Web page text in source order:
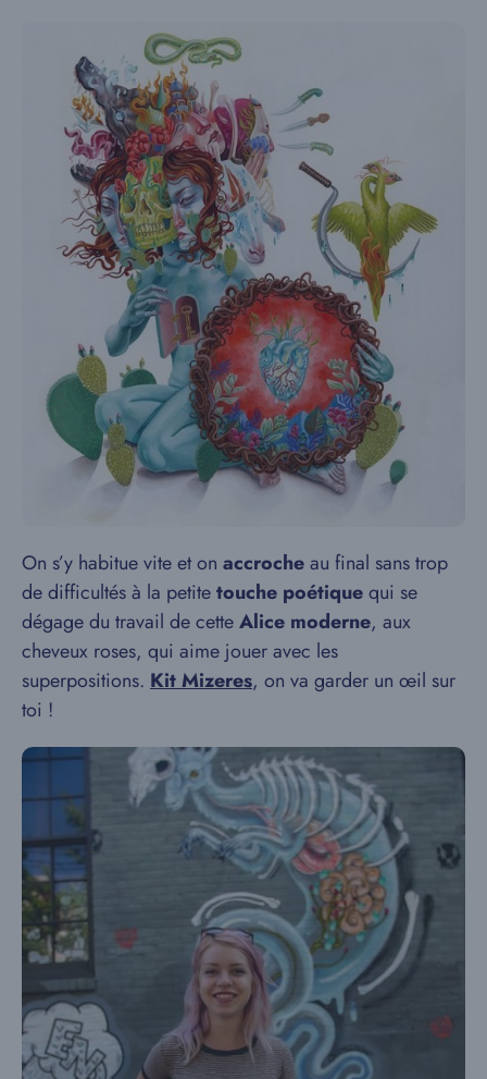
On s’y habitue vite et on accrocheau final sans trop
de difficultés à la petitetouche poétiquequi se
dégage du travail de cetteAlice moderne, aux
cheveux roses, qui aime jouer avec les
superpositions. Kit Mizeres, on va garder un œil sur
toi !